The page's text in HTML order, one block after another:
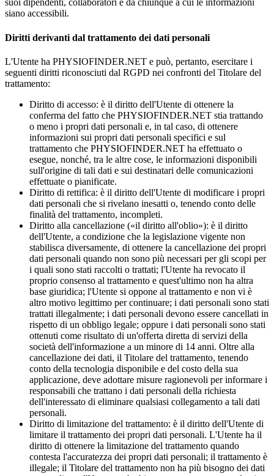
suoi dipendenti, collaboratori e da chiunque a cui le informazioni
siano accessibili.
Diritti derivanti dal trattamento dei dati personali
L'Utente ha PHYSIOFINDER.NET e può, pertanto, esercitare i
seguenti diritti riconosciuti dal RGPD nei confronti del Titolare del
trattamento:
Diritto di accesso: è il diritto dell'Utente di ottenere la
conferma del fatto che PHYSIOFINDER.NET stia trattando
o meno i propri dati personali e, in tal caso, di ottenere
informazioni sui propri dati personali specifici e sul
trattamento che PHYSIOFINDER.NET ha effettuato o
esegue, nonché, tra le altre cose, le informazioni disponibili
sull'origine di tali dati e sui destinatari delle comunicazioni
effettuate o pianificate.
Diritto di rettifica: è il diritto dell'Utente di modificare i propri
dati personali che si rivelano inesatti o, tenendo conto delle
finalità del trattamento, incompleti.
Diritto alla cancellazione («il diritto all'oblio»): è il diritto
dell'Utente, a condizione che la legislazione vigente non
stabilisca diversamente, di ottenere la cancellazione dei propri
dati personali quando non sono più necessari per gli scopi per
i quali sono stati raccolti o trattati; l'Utente ha revocato il
proprio consenso al trattamento e quest'ultimo non ha altra
base giuridica; l'Utente si oppone al trattamento e non vi è
altro motivo legittimo per continuare; i dati personali sono stati
trattati illegalmente; i dati personali devono essere cancellati in
rispetto di un obbligo legale; oppure i dati personali sono stati
ottenuti come risultato di un'offerta diretta di servizi della
società dell'informazione a un minore di 14 anni. Oltre alla
cancellazione dei dati, il Titolare del trattamento, tenendo
conto della tecnologia disponibile e del costo della sua
applicazione, deve adottare misure ragionevoli per informare i
responsabili che trattano i dati personali della richiesta
dell'interessato di eliminare qualsiasi collegamento a tali dati
personali.
Diritto di limitazione del trattamento: è il diritto dell'Utente di
limitare il trattamento dei propri dati personali. L'Utente ha il
diritto di ottenere la limitazione del trattamento quando
contesta l'accuratezza dei propri dati personali; il trattamento è
illegale; il Titolare del trattamento non ha più bisogno dei dati